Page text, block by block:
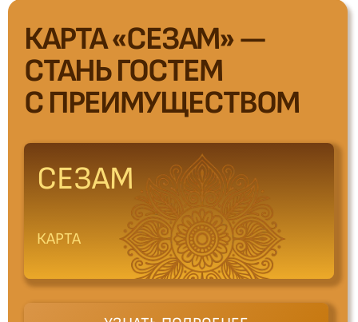
КАРТА «СЕЗАМ» —
СТАНЬ ГОСТЕМ
С ПРЕИМУЩЕСТВОМ
КАРТА
СЕЗАМ